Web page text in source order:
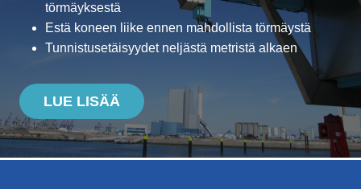
törmäyksestä
Estä koneen liike ennen mahdollista törmäystä
Tunnistusetäisyydet neljästä metristä alkaen
LUE LISÄÄ